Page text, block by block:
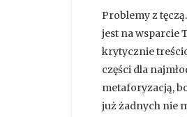
Problemy z
jest na wsparcie
krytycznie
części dla
metaforyzacją,
już żadnych nie